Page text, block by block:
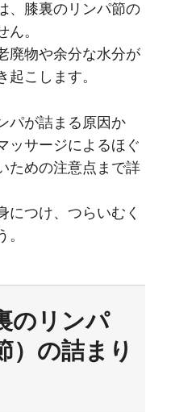
、膝裏のリンパ節の
。
廃物や余分な水分が
こします。
パが詰まる原因か
ッサージによるほぐ
ための注意点まで詳
につけ、つらいむく
のリンパ
）の詰まり